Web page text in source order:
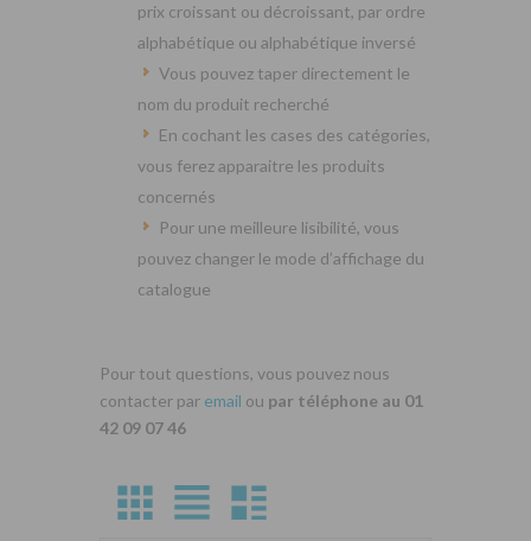
prix croissant ou décroissant, par ordre
alphabétique ou alphabétique inversé
Vous pouvez taper directement le
nom du produit recherché
En cochant les cases des catégories,
vous ferez apparaitre les produits
concernés
Pour une meilleure lisibilité, vous
pouvez changer le mode d’affichage du
catalogue
Pour tout questions, vous pouvez nous
contacter par email ou par téléphone au 01
42 09 07 46